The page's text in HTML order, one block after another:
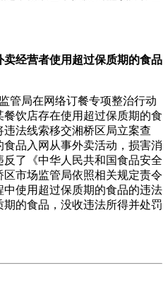
经营者使用超过保质期的食品
管局在网络订餐专项整治行动
饮店存在使用超过保质期的食
法线索移交湘桥区局立案查
品入网从事外卖活动，损害消
了《中华人民共和国食品安全
市场监管局依照相关规定责令
使用超过保质期的食品的违法
的食品，没收违法所得并处罚